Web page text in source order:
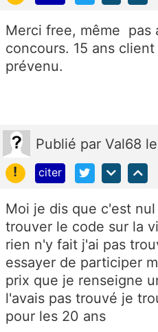
Merci free, même pas
concours. 15 ans
prévenu.
Publié par Val68
!
citer
Moi je dis que c'est
trouver le code sur la
rien n'y fait j'ai pas
essayer de participer
prix que je renseigne
l'avais pas trouvé je
pour les 20 ans